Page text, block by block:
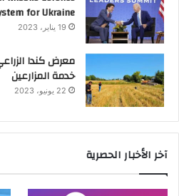
for Ukraine
19 يناير، 2023
معرض كندا
خدمة المزارعين
22 يونيو، 2023
آخر الأخبار الحصرية